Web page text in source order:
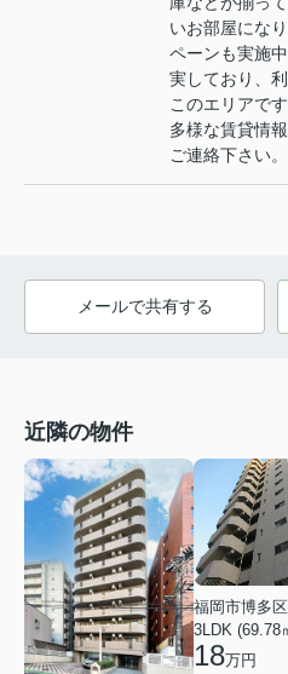
いお部屋にな
ペーンも実施
実しており、
このエリアで
多様な賃貸情
ご連絡下さい。
メールで共有する
近隣の物件
福岡市博多
3LDK (69.78
18万円